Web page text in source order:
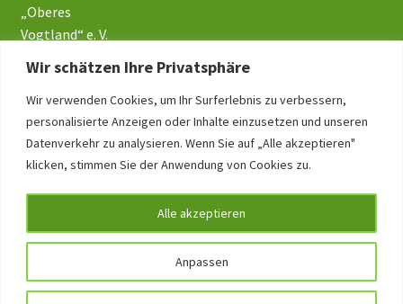
Wir schätzen Ihre Privatsphäre
Wir verwenden Cookies, um Ihr Surferlebnis zu verbessern,
personalisierte Anzeigen oder Inhalte einzusetzen und unseren
Datenverkehr zu analysieren. Wenn Sie auf „Alle akzeptieren"
klicken, stimmen Sie der Anwendung von Cookies zu.
Anpassen
Alle akzeptieren
„Oberes
Vogtland“ e. V.
Impressum
Datenschutz